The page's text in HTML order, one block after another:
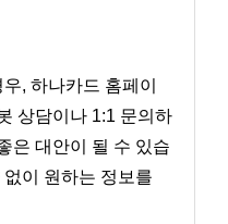
, 하나카드 홈페이
상담이나 1:1 문의하
은 대안이 될 수 있습
이 원하는 정보를